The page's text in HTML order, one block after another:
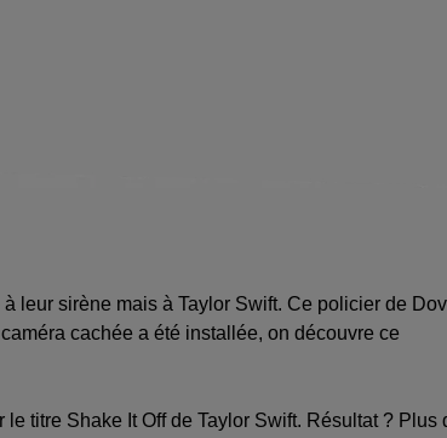
leur sirène mais à Taylor Swift. Ce policier de
cachée a été installée, on découvre ce
titre Shake It Off de Taylor Swift. Résultat ? Plus